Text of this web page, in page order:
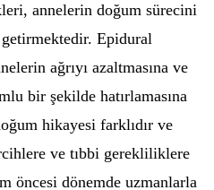
annelerin doğum sürecini
Epidural
ağrıyı azaltmasına ve
bir şekilde hatırlamasına
hikayesi farklıdır ve
ve tıbbi gerekliliklere
öncesi dönemde uzmanlarla